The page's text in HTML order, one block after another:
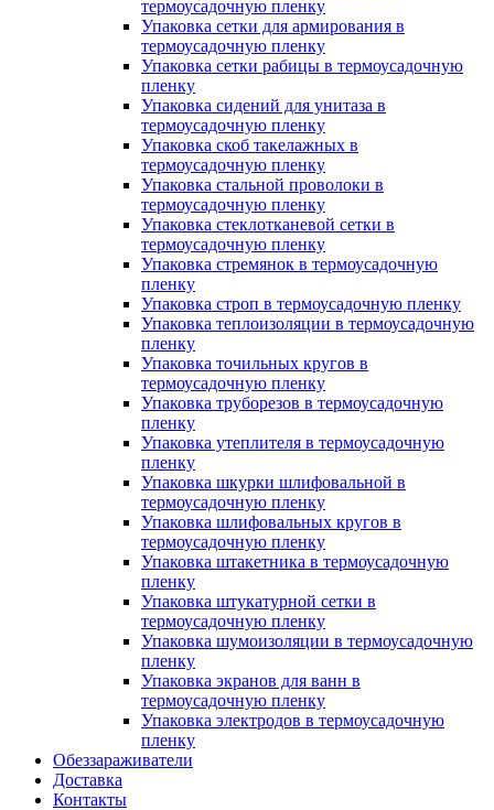
термоусадочную пленку
Упаковка сетки для армирования в
термоусадочную пленку
Упаковка сетки рабицы в термоусадочную
пленку
Упаковка сидений для унитаза в
термоусадочную пленку
Упаковка скоб такелажных в
термоусадочную пленку
Упаковка стальной проволоки в
термоусадочную пленку
Упаковка стеклотканевой сетки в
термоусадочную пленку
Упаковка стремянок в термоусадочную
пленку
Упаковка строп в термоусадочную пленку
Упаковка теплоизоляции в термоусадочную
пленку
Упаковка точильных кругов в
термоусадочную пленку
Упаковка труборезов в термоусадочную
пленку
Упаковка утеплителя в термоусадочную
пленку
Упаковка шкурки шлифовальной в
термоусадочную пленку
Упаковка шлифовальных кругов в
термоусадочную пленку
Упаковка штакетника в термоусадочную
пленку
Упаковка штукатурной сетки в
термоусадочную пленку
Упаковка шумоизоляции в термоусадочную
пленку
Упаковка экранов для ванн в
термоусадочную пленку
Упаковка электродов в термоусадочную
пленку
Обеззараживатели
Доставка
Контакты